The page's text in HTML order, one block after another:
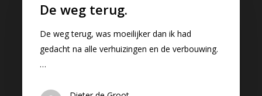
De weg terug.
De weg terug, was moeilijker dan ik had
gedacht na alle verhuizingen en de verbouwing.
…